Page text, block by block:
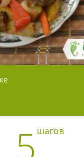
5 шагов